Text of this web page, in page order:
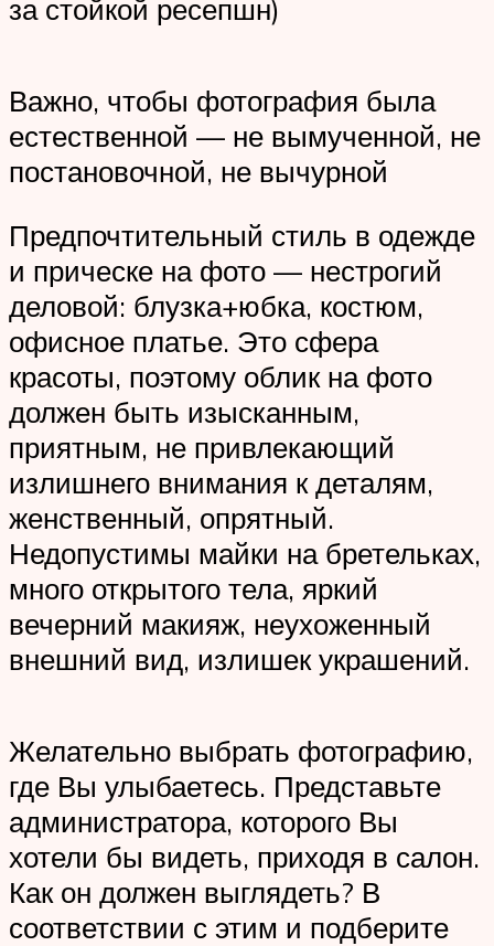
за стойкой ресепшн)
Важно, чтобы фотография была
естественной — не вымученной, не
постановочной, не вычурной
Предпочтительный стиль в одежде
и прическе на фото — нестрогий
деловой: блузка+юбка, костюм,
офисное платье. Это сфера
красоты, поэтому облик на фото
должен быть изысканным,
приятным, не привлекающий
излишнего внимания к деталям,
женственный, опрятный.
Недопустимы майки на бретельках,
много открытого тела, яркий
вечерний макияж, неухоженный
внешний вид, излишек украшений.
Желательно выбрать фотографию,
где Вы улыбаетесь. Представьте
администратора, которого Вы
хотели бы видеть, приходя в салон.
Как он должен выглядеть? В
соответствии с этим и подберите